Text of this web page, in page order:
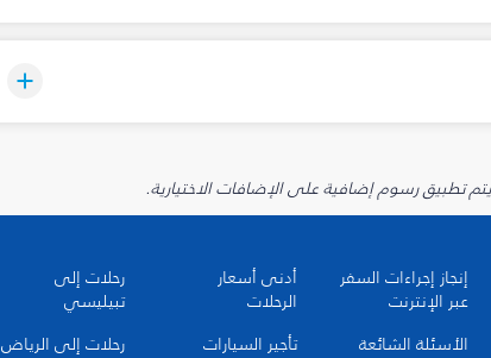
إنجاز إجراءات السفر
عبر الإنترنت
الأسئلة الشائعة
أدنى أسعار
الرحلات
تأجير السيارات
رحلات إلى
تبيليسي
رحلات إلى الرياض